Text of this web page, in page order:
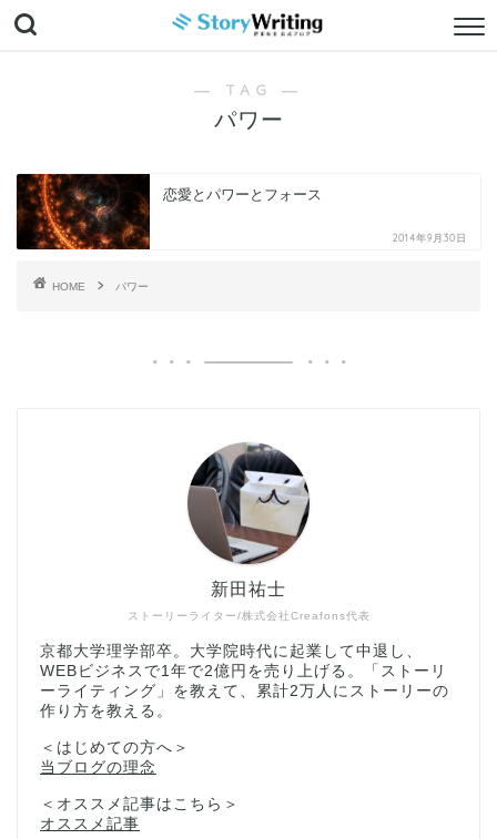
― TAG ―
パワー
恋愛とパワーとフォース
2014年9月30日
HOME パワー
ストーリーライター/株式会社Creafons代表
新田祐士
京都大学理学部卒。大学院時代に起業して中退し、
WEBビジネスで1年で2億円を売り上げる。「ストーリ
ーライティング」を教えて、累計2万人にストーリーの
作り方を教える。
＜はじめての方へ＞
当ブログの理念
＜オススメ記事はこちら＞
オススメ記事